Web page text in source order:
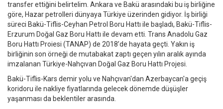
transfer ettiğini belirtelim. Ankara ve Bakü arasındaki bu iş birliğine
göre, Hazar petrolleri dünyaya Türkiye üzerinden gidiyor. İş birliği
süreci Bakü-Tiflis-Ceyhan Petrol Boru Hattı ile başladı, Bakü-Tiflis-
Erzurum Doğal Gaz Boru Hattı ile devam etti. Trans Anadolu Gaz
Boru Hattı Proiesi (TANAP) de 2018’de hayata geçti. Yakın iş
birliğinin son örneği de mutabakat zaptı geçen yılın aralık ayında
imzalanan Türkiye-Nahçıvan Doğal Gaz Boru Hattı Projesi.
Bakü-Tiflis-Kars demir yolu ve Nahçıvan'dan Azerbaycan'a geçiş
koridoru ile nakliye fiyatlarında gelecek dönemde düşüşler
yaşanması da beklentiler arasında.